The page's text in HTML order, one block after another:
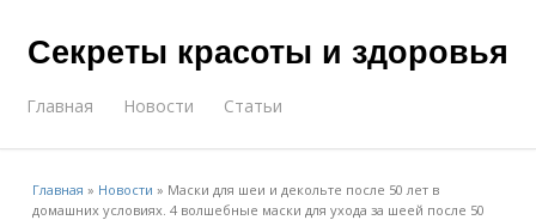
Секреты красоты и здоровья
Главная Новости Статьи
Главная » Новости » Маски для шеи и декольте после 50 лет в
домашних условиях. 4 волшебные маски для ухода за шеей после 50